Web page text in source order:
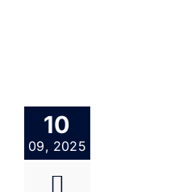
TENTANG
SPESIALISASI
10
09, 2025